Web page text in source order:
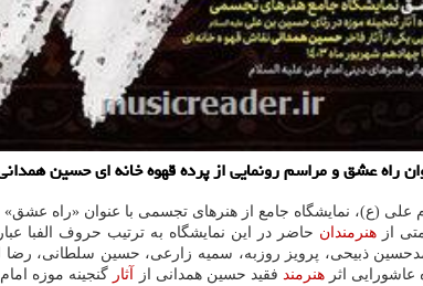
راه عشق و مراسم رونمایی از پرده قهوه خانه ای حسین
علی (ع)، نمایشگاه جامع از هنرهای تجسمی با عنوان «راه
هنرمندان حاضر در این نمایشگاه به ترتیب حروف الفبا
ذبیحی، پرویز روزبه، سمیه زارعی، حسین سلطانی، رضا
اثر هنرمند فقید حسین همدانی از آثار گنجینه موزه